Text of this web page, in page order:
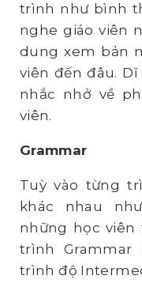
trình như bình
nghe giáo viên
dung xem bản
viên đến đâu.
nhắc nhở về
viên.
Grammar
Tuỳ vào từng
khác nhau
những học viên
trình Grammar
trình độ